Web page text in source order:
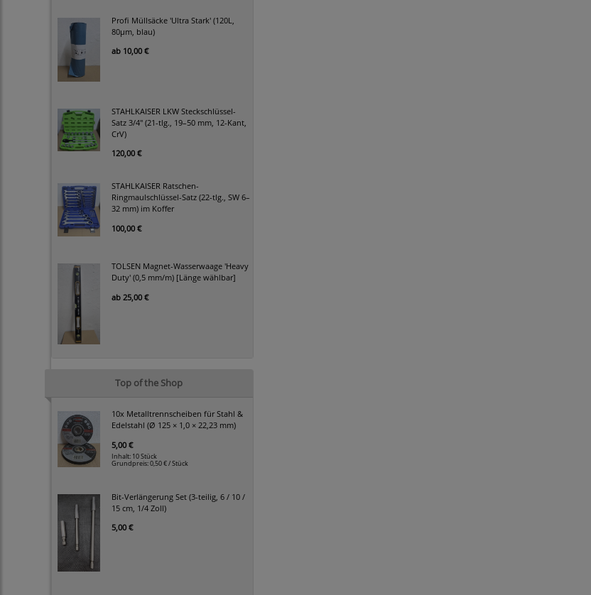
Profi Müllsäcke 'Ultra Stark' (120L,
80µm, blau)
ab 10,00 €
STAHLKAISER LKW Steckschlüssel-
Satz 3/4" (21-tlg., 19–50 mm, 12-Kant,
CrV)
120,00 €
STAHLKAISER Ratschen-
Ringmaulschlüssel-Satz (22-tlg., SW 6–
32 mm) im Koffer
100,00 €
TOLSEN Magnet-Wasserwaage 'Heavy
Duty' (0,5 mm/m) [Länge wählbar]
ab 25,00 €
Top of the Shop
10x Metalltrennscheiben für Stahl &
Edelstahl (Ø 125 × 1,0 × 22,23 mm)
5,00 €
Inhalt: 10 Stück
Grundpreis:0,50 € / Stück
Bit-Verlängerung Set (3-teilig, 6 / 10 /
15 cm, 1/4 Zoll)
5,00 €